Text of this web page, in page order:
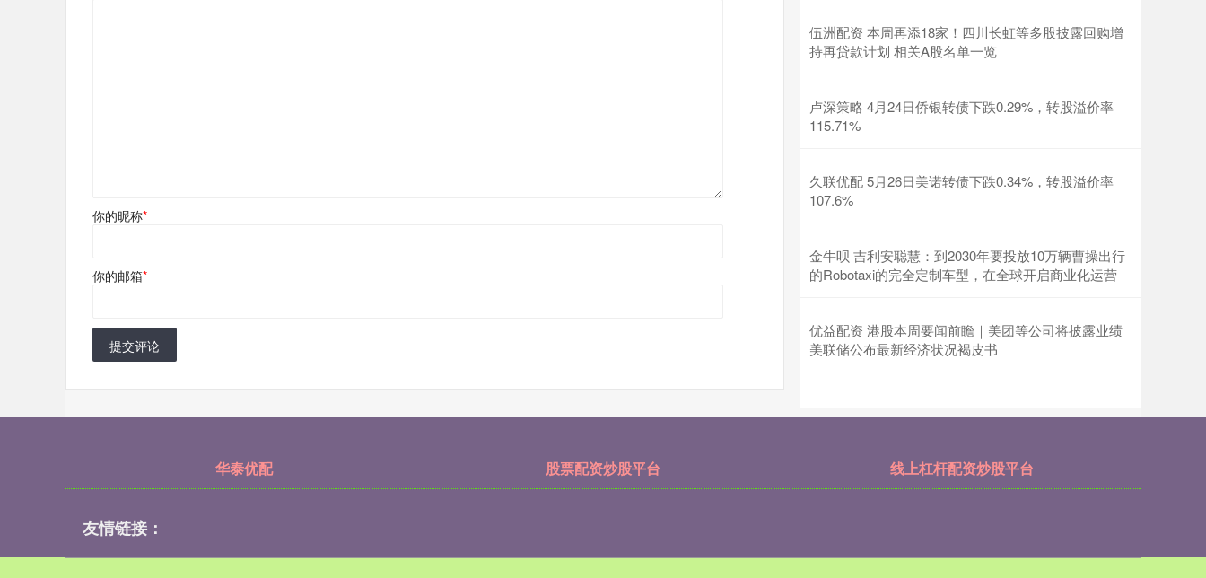
你的昵称*
你的邮箱*
提交评论
伍洲配资 本周再添18家！四川长虹等多股披露回购增
持再贷款计划 相关A股名单一览
卢深策略 4月24日侨银转债下跌0.29%，转股溢价率
115.71%
久联优配 5月26日美诺转债下跌0.34%，转股溢价率
107.6%
金牛呗 吉利安聪慧：到2030年要投放10万辆曹操出行
的Robotaxi的完全定制车型，在全球开启商业化运营
优益配资 港股本周要闻前瞻｜美团等公司将披露业绩
美联储公布最新经济状况褐皮书
华泰优配 股票配资炒股平台 线上杠杆配资炒股平台
友情链接：